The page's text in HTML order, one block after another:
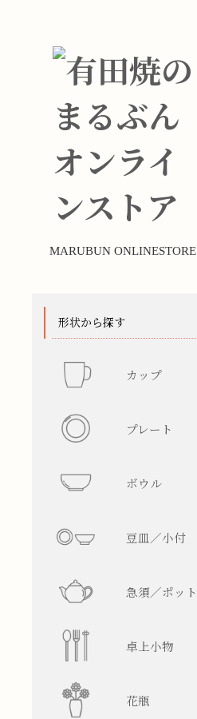
MARUBUN ONLINESTORE
形状から探す
カップ
プレート
ボウル
豆皿／小付
急須／ポット
卓上小物
花瓶